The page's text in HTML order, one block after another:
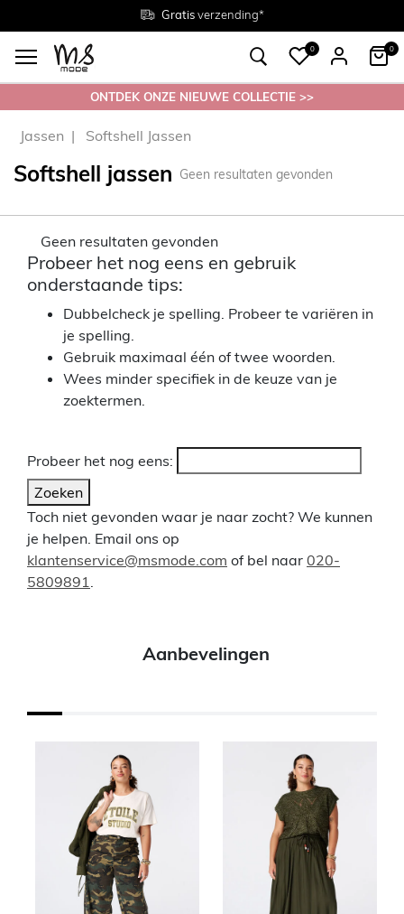
Gratisverzending*
Maten38 - 54
Gratisretourneren in de winkel
0 0
ONTDEK ONZE NIEUWE COLLECTIE >>
Jassen Softshell Jassen
Softshell jassen Geen resultaten gevonden
Geen resultaten gevonden
Probeer het nog eens en gebruik
onderstaande tips:
Dubbelcheck je spelling. Probeer te variëren in
je spelling.
Gebruik maximaal één of twee woorden.
Wees minder specifiek in de keuze van je
zoektermen.
Probeer het nog eens:
Zoeken
Toch niet gevonden waar je naar zocht? We kunnen
je helpen. Email ons op
klantenservice@msmode.com of bel naar 020-
5809891
Aanbevelingen